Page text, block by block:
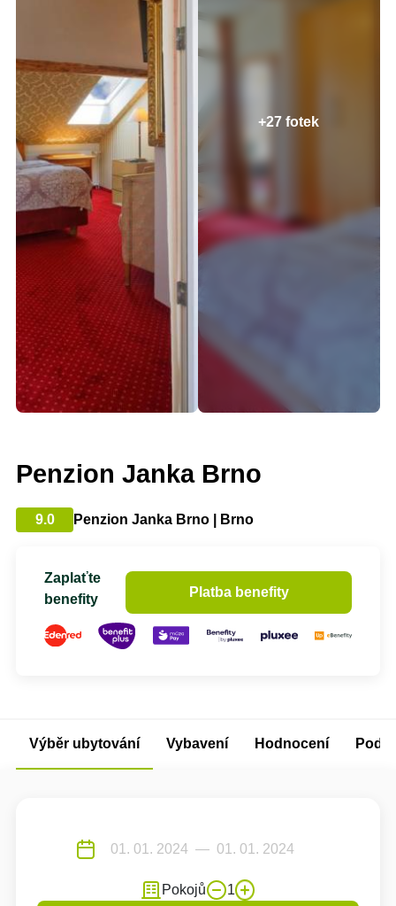
+27 fotek
Penzion Janka Brno
9.0 Penzion Janka Brno | Brno
Zaplaťte
benefity
Platba benefity
Výběr ubytování Vybavení Hodnocení
Pokojů 1